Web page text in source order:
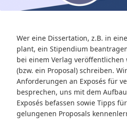
Wer eine Dissertation, z.B. in
plant, ein Stipendium
bei einem Verlag veröffentlichen
(bzw. ein Proposal) schreiben.
Anforderungen an Exposés für
besprechen, uns mit dem
Exposés befassen sowie Tipps
gelungenen Proposals